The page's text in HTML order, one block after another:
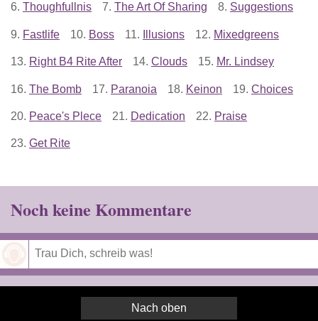
6. Thoughfullnis 7. The Art Of Sharing 8. Suggestions
9. Fastlife 10. Boss 11. Illusions 12. Mixedgreens
13. Right B4 Rite After 14. Clouds 15. Mr. Lindsey
16. The Bomb 17. Paranoia 18. Keinon 19. Choices
20. Peace's Plece 21. Dedication 22. Praise
23. Get Rite
Noch keine Kommentare
Nach oben